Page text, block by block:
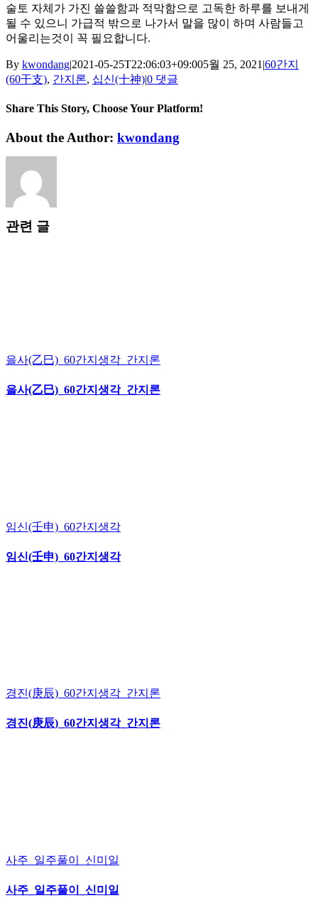
술토 자체가 가진 쓸쓸함과 적막함으로 고독한 하루를 보내게
될 수 있으니 가급적 밖으로 나가서 말을 많이 하며 사람들고
어울리는것이 꼭 필요합니다.
By kwondang|2021-05-25T22:06:03+09:005월 25, 2021 |60간지
(60干支), 간지론, 십신(十神)|0 댓글
Share This Story, Choose Your Platform!
Facebook
X
Reddit
LinkedIn
WhatsApp
Tumblr
Pinterest
Vk
Xing
이
About the Author: kwondang
관련 글
을사(乙巳)_60간지생각_간지론
을사(乙巳)_60간지생각_간지론
임신(壬申)_60간지생각
임신(壬申)_60간지생각
경진(庚辰)_60간지생각_간지론
경진(庚辰)_60간지생각_간지론
사주_일주풀이_신미일
사주_일주풀이_신미일